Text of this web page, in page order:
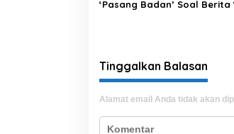
‘Pasang Badan’ Soal Berita
Tinggalkan Balasan
Alamat email Anda tidak akan